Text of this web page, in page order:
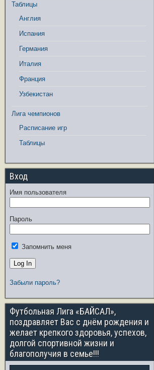
Таблицы
Англия
Испания
Германия
Италия
Франция
Узбекистан
Лига чемпионов
Расписание игр
Таблицы
Вход
Имя пользователя
Пароль
Запомнить меня
Забыли пароль?
Футбольная Лига «БАЙСАЛ»,
поздравляет Вас с днём рождения и
желает крепкого здоровья, успехов,
долгой спортивной жизни и
благополучия в семье!!!